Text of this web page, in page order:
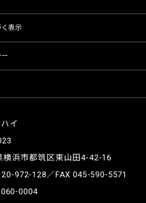
イ
横浜市都筑区東山田4-42-16
972-128／FAX 045-590-5571
0004
表示